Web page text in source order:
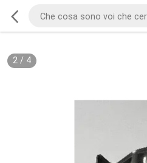
2/ 4